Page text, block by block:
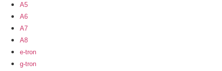
A5
A6
A7
A8
e-tron
g-tron